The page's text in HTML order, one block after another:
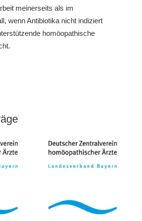
meinerseits als im
wenn Antibiotika nicht indiziert
homöopathische